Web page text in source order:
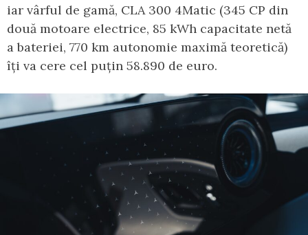
iar vârful de gamă, CLA 300 4Matic (345 CP din
două motoare electrice, 85 kWh capacitate netă
a bateriei, 770 km autonomie maximă teoretică)
îți va cere cel puțin 58.890 de euro.